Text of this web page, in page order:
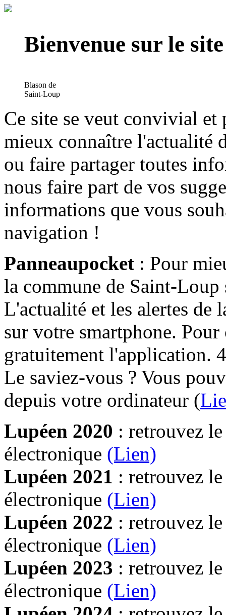
Bienvenue sur le
Blason de
Saint-Loup
Ce site se veut convivial et
mieux connaître l'actualité
ou faire partager toutes
nous faire part de vos
informations que vous
navigation !
Panneaupocket : Pour
la commune de Saint-Loup
L'actualité et les alertes de
sur votre smartphone.
gratuitement l'application.
Le saviez-vous ? Vous
depuis votre ordinateur (
Lupéen 2020 : retrouvez
électronique (Lien)
Lupéen 2021 : retrouvez
électronique (Lien)
Lupéen 2022 : retrouvez
électronique (Lien)
Lupéen 2023 : retrouvez
électronique (Lien)